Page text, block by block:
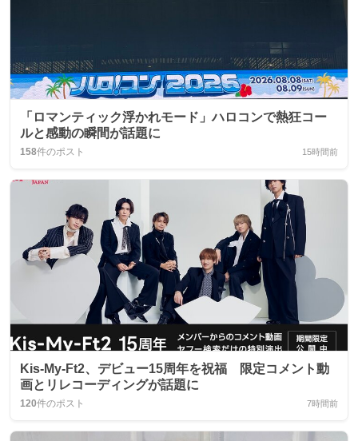
「ロマンティック浮かれモード」ハロコンで熱狂コー
ルと感動の瞬間が話題に
158件のポスト 15時間前
Kis-My-Ft2、デビュー15周年を祝福 限定コメント動
画とリレコーディングが話題に
120件のポスト 7時間前